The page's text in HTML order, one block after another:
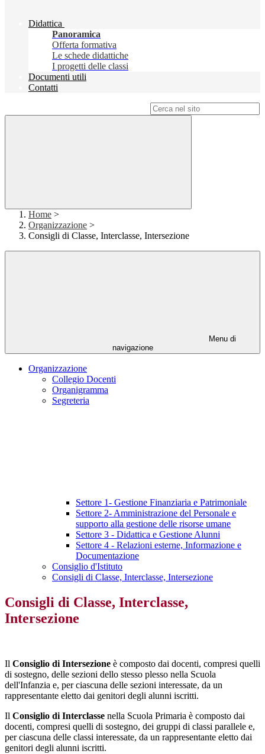
Didattica
Panoramica
Offerta formativa
Le schede didattiche
I progetti delle classi
Documenti utili
Contatti
Home >
Organizzazione >
Consigli di Classe, Interclasse, Intersezione
Menu di
navigazione
Organizzazione
Collegio Docenti
Organigramma
Segreteria
Settore 1- Gestione Finanziaria e Patrimoniale
Settore 2- Amministrazione del Personale e
supporto alla gestione delle risorse umane
Settore 3 - Didattica e Gestione Alunni
Settore 4 - Relazioni esterne, Informazione e
Documentazione
Consiglio d'Istituto
Consigli di Classe, Interclasse, Intersezione
Consigli di Classe, Interclasse,
Intersezione
Il Consiglio di Intersezione è composto dai docenti, compresi quelli
di sostegno, delle sezioni dello stesso plesso nella Scuola
dell'Infanzia e, per ciascuna delle sezioni interessate, da un
rappresentante eletto dai genitori degli alunni iscritti.
Il Consiglio di Interclasse nella Scuola Primaria è composto dai
docenti, compresi quelli di sostegno, dei gruppi di classi parallele e,
per ciascuna delle classi interessate, da un rappresentante eletto dai
genitori degli alunni iscritti.